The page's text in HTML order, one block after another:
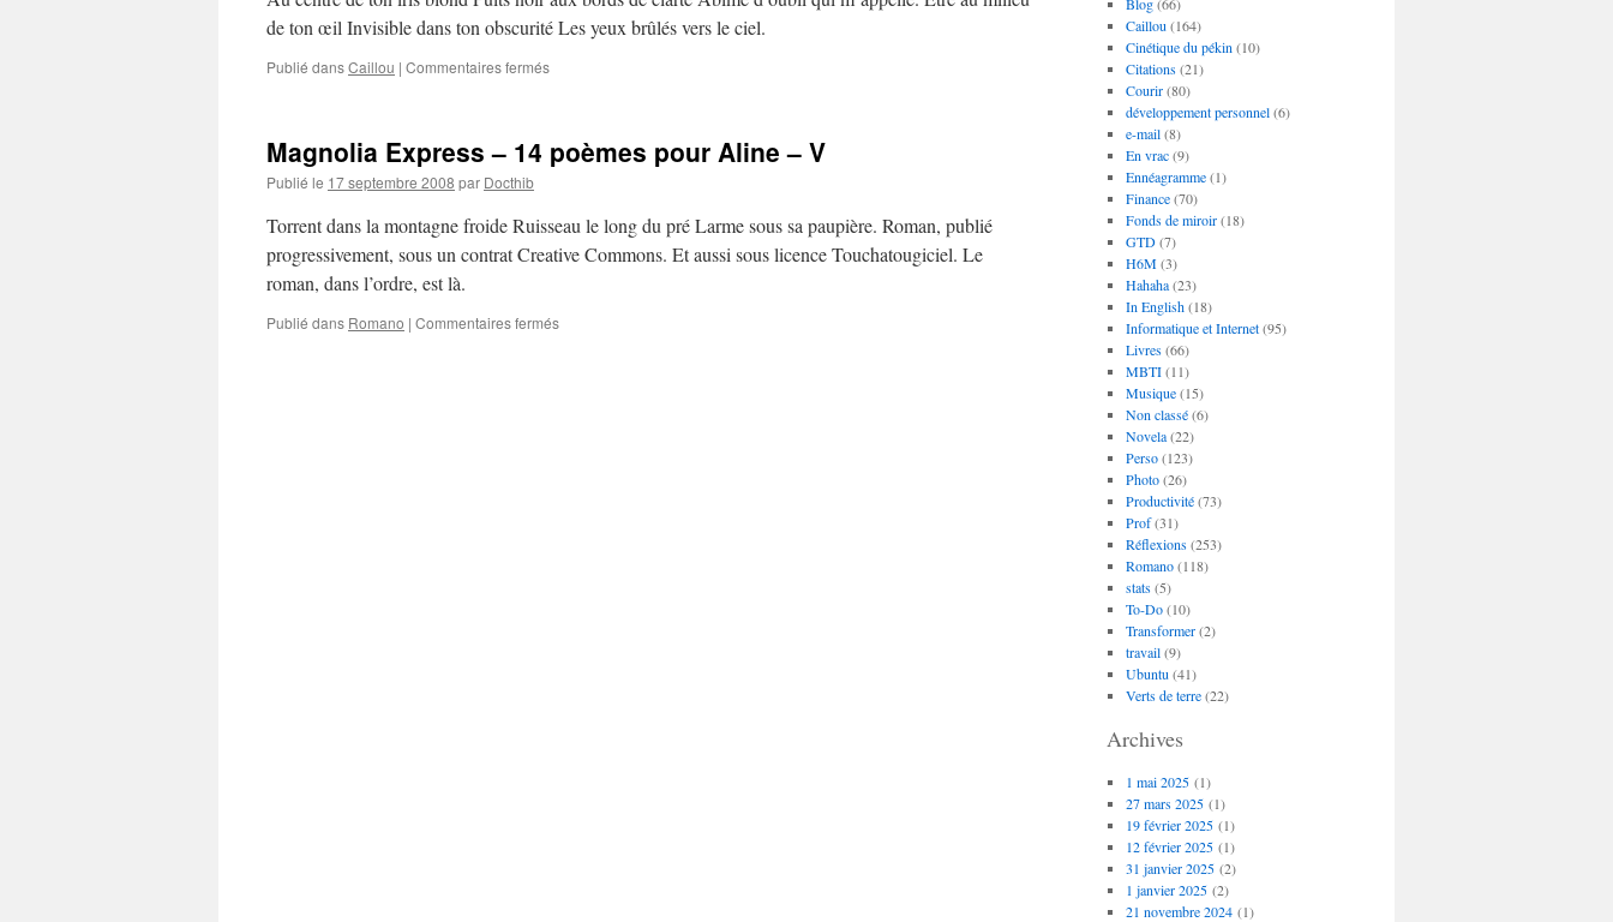
de ton œil Invisible dans ton obscurité Les yeux brûlés vers le ciel.
Publié dansCaillou | Commentaires ferméssur
Magnolia Express – 14 poèmes pour Aline – V
Publié le 17 septembre 2008 par Docthib
Torrent dans la montagne froide Ruisseau le long du pré Larme sous sa paupière. Roman, publié
progressivement, sous un contrat Creative Commons. Et aussi sous licence Touchatougiciel. Le
roman, dans l’ordre, est là.
Publié dans Romano | Commentaires ferméssur
Caillou (164)
Cinétique du pékin (10)
Citations(21)
Courir(80)
développement personnel(6)
e-mail(8)
En vrac(9)
Ennéagramme(1)
Finance(70)
Fonds de miroir(18)
GTD(7)
H6M(3)
Hahaha(23)
In English(18)
Informatique et Internet(95)
Livres(66)
MBTI(11)
Musique(15)
Non classé(6)
Novela(22)
Perso(123)
Photo(26)
Productivité(73)
Prof(31)
Réflexions(253)
Romano(118)
stats(5)
To-Do(10)
Transformer(2)
travail(9)
Ubuntu (41)
Verts de terre(22)
Archives
1 mai 2025(1)
27 mars 2025(1)
19 février 2025(1)
12 février 2025(1)
31 janvier 2025(2)
1 janvier 2025(2)
21 novembre 2024(1)